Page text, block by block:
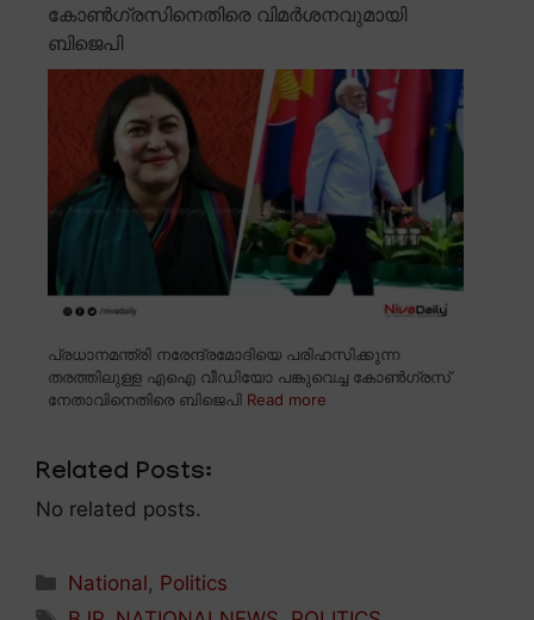
കോൺഗ്രസിനെതിരെ വിമർശനവുമായി
ബിജെപി
പ്രധാനമന്ത്രി നരേന്ദ്രമോദിയെ പരിഹസിക്കുന്ന
തരത്തിലുള്ള എഐ വീഡിയോ പങ്കുവെച്ച കോൺഗ്രസ്
നേതാവിനെതിരെ ബിജെപി Read more
Related Posts:
No related posts.
Categories
National, Politics
Tags